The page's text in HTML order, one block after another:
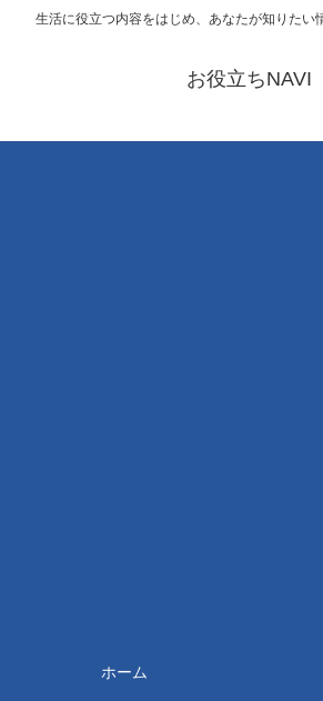
生活に役立つ内容をはじめ、あなたが知りたい
お役立ちNAVI
ホーム